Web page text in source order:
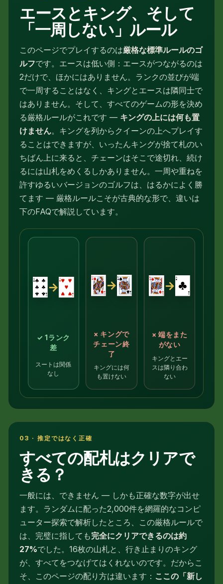
エースとキング、そして
「一周しない」ルール
このページでプレイするのは厳格な標準ルールのゴ
ルフです。エースは低い側：エースがつながるのは
2だけで、ほかにはありません。ランクの並びが端
で一周することはなく、キングとエースは隣同士で
はありません。そして、すべてのゲームの形を決め
る厳格ルールがこれです — キングの上には何も置
けません。キングを列からクイーンの上へプレイす
ることはできますが、いったんキングが捨て札のい
ちばん上に来ると、チェーンはそこで途切れ、続け
るには山札をめくるしかありません。一周や重ねを
許すゆるいバージョンのゴルフは、はるかによく勝
てます — 厳格ルールこそが古典的な形で、違いは
下のFAQで解説しています。
→
✓ 1ランク
差
スートは関係
なし
→
× キングで
チェーン終
了
キングには何
も置けない
→
× 端をまた
がない
キングとエー
スは隣り合わ
ない
03 · 推定ではなく正確
すべての配札はクリアで
きる？
一般には、できません — しかも正確な数字が出せ
ます。ランダムに配った2,000件を網羅的なコンピ
ューター探索で解析したところ、この厳格ルールで
は、完璧に指しても完全にクリアできるのは約
27%でした。16枚の山札と、行き止まりのキング
が、すべてをつなげてはくれないのです。だからこ
そ、このページの配り方は違います： ここの「新し